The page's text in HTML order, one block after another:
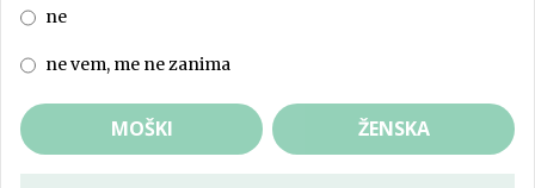
ne
ne vem, me ne zanima
MOŠKI ŽENSKA